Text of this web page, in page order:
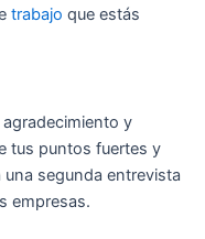
trabajo que estás
y
tus puntos fuertes y
segunda entrevista
empresas.